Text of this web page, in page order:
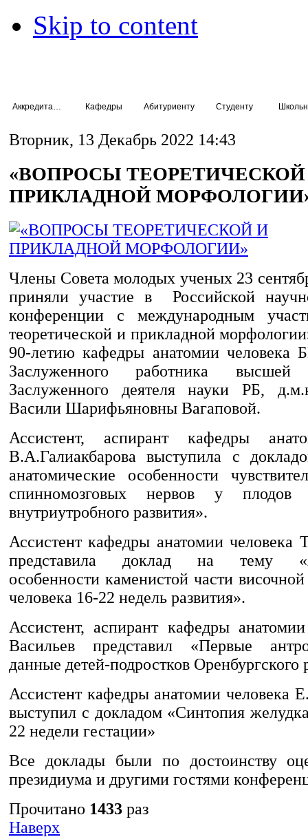
Skip to content
Кафедры Абитуриенту Студенту
Вторник, 13 Декабрь 2022 14:43
«ВОПРОСЫ
ПРИКЛАДНОЙ
Члены Совета молодых ученых 23
приняли участие в Российской
конференции с международным
теоретической и прикладной
90-летию кафедры анатомии человека
Заслуженного работника
Заслуженного деятеля науки РБ,
Васили Шарифьяновны Вагаповой.
Ассистент, аспирант кафедры
В.А.Галиакбарова выступила с
анатомические особенности
спинномозговых нервов у плодов
внутриутробного развития».
Ассистент кафедры анатомии человека
представила доклад на тему
особенности каменистой части
человека 16-22 недель развития».
Ассистент, аспирант кафедры
Васильев представил «Первые
данные детей-подростков Оренбургского
Ассистент кафедры анатомии человека
выступил с докладом «Синтопия
22 недели гестации»
Все доклады были по достоинству
президиума и другими гостями
Прочитано 1433 раз
Наверх